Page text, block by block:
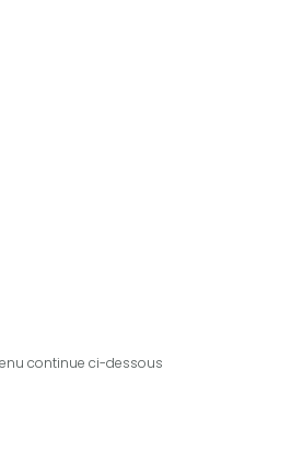
continue ci-dessous